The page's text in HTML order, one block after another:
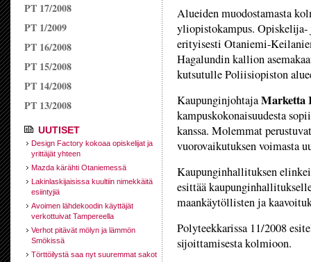
PT 17/2008
PT 1/2009
PT 16/2008
PT 15/2008
PT 14/2008
PT 13/2008
UUTISET
Design Factory kokoaa opiskelijat ja
yrittäjät yhteen
Mazda kärähti Otaniemessä
Lakinlaskijaisissa kuultiin nimekkäitä
esiintyjiä
Avoimen lähdekoodin käyttäjät
verkottuivat Tampereella
Verhot pitävät mölyn ja lämmön
Smökissä
Törttöilystä saa nyt suuremmat sakot
Alueiden muodostamasta
yliopistokampus.
erityisesti Otaniemi-
Hagalundin kallion
kutsutulle Poliisiopiston
KaupunginjohtajaMarketta
kampuskokonaisuudesta
kanssa. Molemmat
vuorovaikutuksen voimasta
Kaupunginhallituksen
esittää
maankäytöllisten ja
Polyteekkarissa 11/2008
sijoittamisesta kolmioon.